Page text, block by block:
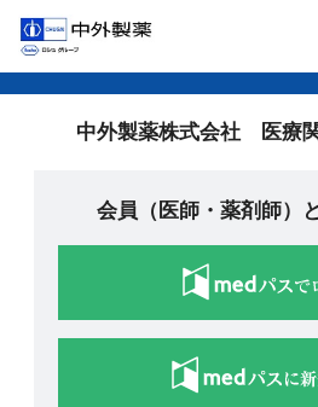
中外製薬株式会社 医療
会員（医師・薬剤師）